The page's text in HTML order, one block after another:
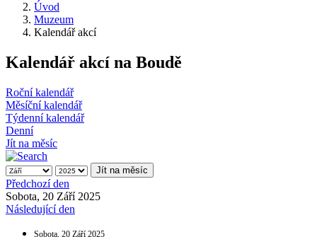
Úvod
Muzeum
Kalendář akcí
Kalendář akcí na Boudě
Roční kalendář
Měsíční kalendář
Týdenní kalendář
Denní
Jít na měsíc
Jít na měsíc
Předchozí den
Sobota, 20 Září 2025
Následující den
Sobota, 20 Září 2025